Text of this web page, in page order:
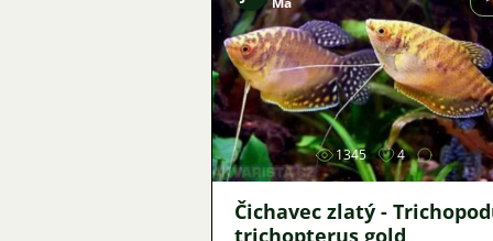
Obrázok
1345 4
Čichavec zlatý -
trichopterus gold